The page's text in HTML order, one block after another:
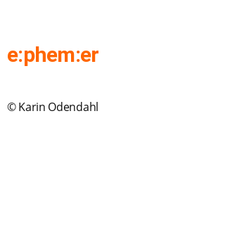
e:phem:er
© Karin Odendahl